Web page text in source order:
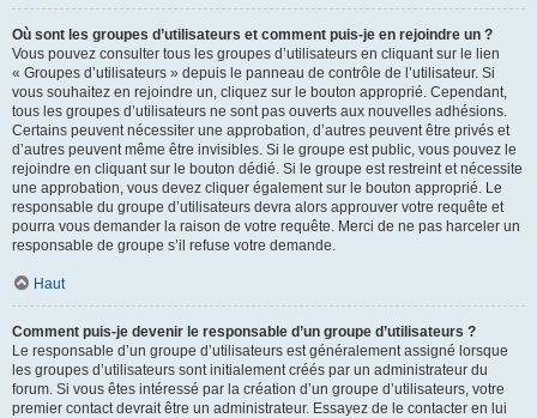
Où sont les groupes d’utilisateurs et comment puis-je en rejoindre un ?
Vous pouvez consulter tous les groupes d’utilisateurs en cliquant sur le lien
« Groupes d’utilisateurs » depuis le panneau de contrôle de l’utilisateur. Si
vous souhaitez en rejoindre un, cliquez sur le bouton approprié. Cependant,
tous les groupes d’utilisateurs ne sont pas ouverts aux nouvelles adhésions.
Certains peuvent nécessiter une approbation, d’autres peuvent être privés et
d’autres peuvent même être invisibles. Si le groupe est public, vous pouvez le
rejoindre en cliquant sur le bouton dédié. Si le groupe est restreint et nécessite
une approbation, vous devez cliquer également sur le bouton approprié. Le
responsable du groupe d’utilisateurs devra alors approuver votre requête et
pourra vous demander la raison de votre requête. Merci de ne pas harceler un
responsable de groupe s’il refuse votre demande.
Haut
Comment puis-je devenir le responsable d’un groupe d’utilisateurs ?
Le responsable d’un groupe d’utilisateurs est généralement assigné lorsque
les groupes d’utilisateurs sont initialement créés par un administrateur du
forum. Si vous êtes intéressé par la création d’un groupe d’utilisateurs, votre
premier contact devrait être un administrateur. Essayez de le contacter en lui